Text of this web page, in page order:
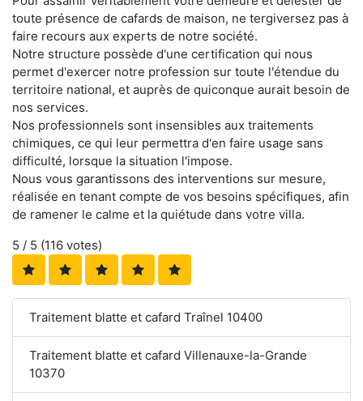
toute présence de cafards de maison, ne tergiversez pas à
faire recours aux experts de notre société.
Notre structure possède d'une certification qui nous
permet d'exercer notre profession sur toute l'étendue du
territoire national, et auprès de quiconque aurait besoin de
nos services.
Nos professionnels sont insensibles aux traitements
chimiques, ce qui leur permettra d'en faire usage sans
difficulté, lorsque la situation l'impose.
Nous vous garantissons des interventions sur mesure,
réalisée en tenant compte de vos besoins spécifiques, afin
de ramener le calme et la quiétude dans votre villa.
5 / 5 (116 votes)
Traitement blatte et cafard Traînel 10400
Traitement blatte et cafard Villenauxe-la-Grande
10370